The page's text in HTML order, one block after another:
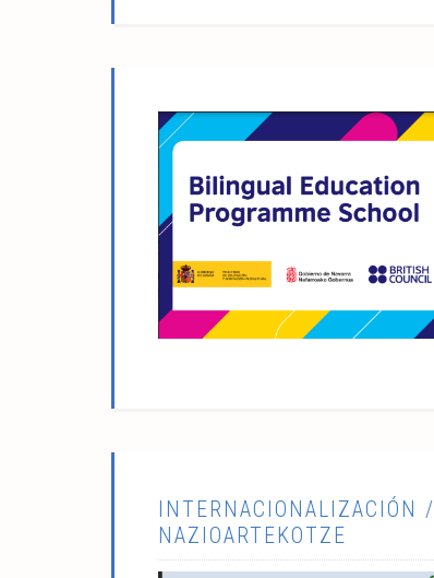
INTERNACIONALIZACIÓN /
NAZIOARTEKOTZE